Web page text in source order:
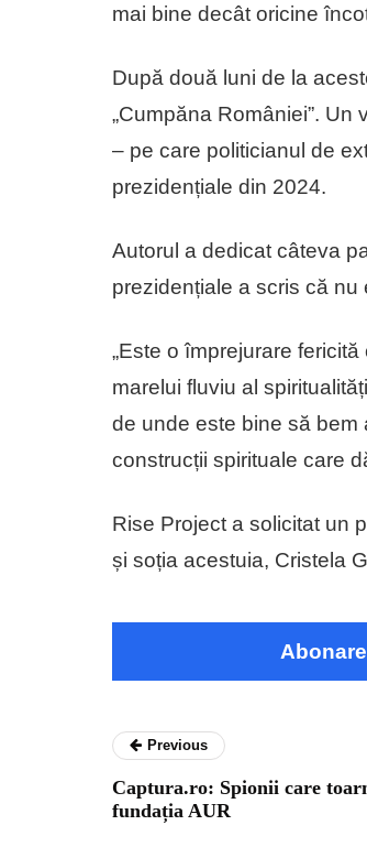
mai bine decât oricine
După două luni de la
„Cumpăna României”.
– pe care politicianul de
prezidențiale din 2024.
Autorul a dedicat câteva
prezidențiale a scris că
„Este o împrejurare
marelui fluviu al
de unde este bine să bem
construcții spirituale care
Rise Project a solicitat un
și soția acestuia, Cristela
Previous
Captura.ro: Spionii care
fundația AUR